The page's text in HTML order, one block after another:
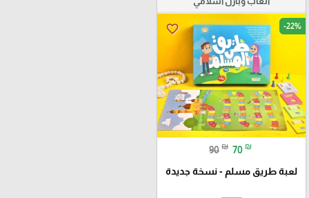
favorite_border -22%
90 ₪ 70 ₪
لعبة طريق مسلم - نسخة جديدة